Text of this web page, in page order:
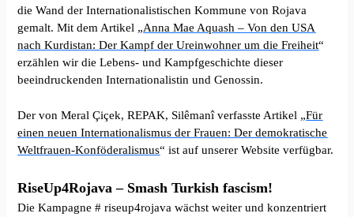
die Wand der Internationalistischen Kommune von Rojava
gemalt. Mit dem Artikel „Anna Mae Aquash – Von den USA
nach Kurdistan: Der Kampf der Ureinwohner um die Freiheit“
erzählen wir die Lebens- und Kampfgeschichte dieser
beeindruckenden Internationalistin und Genossin.
Der von Meral Çiçek, REPAK, Silêmanî verfasste Artikel „Für
einen neuen Internationalismus der Frauen: Der demokratische
Weltfrauen-Konföderalismus“ ist auf unserer Website verfügbar.
RiseUp4Rojava – Smash Turkish fascism!
Die Kampagne # riseup4rojava wächst weiter und konzentriert